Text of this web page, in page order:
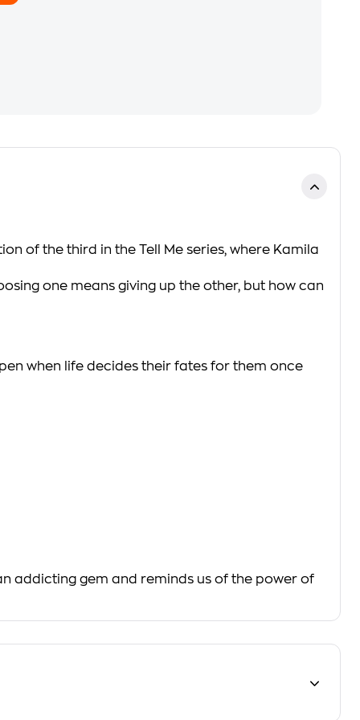
of the third in the Tell Me series, where Kamila
one means giving up the other, but how can
when life decides their fates for them once
addicting gem and reminds us of the power of